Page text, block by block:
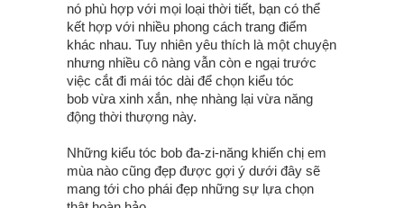
nó phù hợp với mọi loại thời tiết, bạn có thể
kết hợp với nhiều phong cách trang điểm
khác nhau. Tuy nhiên yêu thích là một chuyện
nhưng nhiều cô nàng vẫn còn e ngại trước
việc cắt đi mái tóc dài để chọn kiểu tóc
bob vừa xinh xắn, nhẹ nhàng lại vừa năng
động thời thượng này.
Những kiểu tóc bob đa-zi-năng khiến chị em
mùa nào cũng đẹp được gợi ý dưới đây sẽ
mang tới cho phái đẹp những sự lựa chọn